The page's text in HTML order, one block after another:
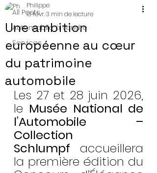
All Posts
Automobile à vendre
Services
Une ambition
européenne au cœur
du patrimoine
automobile
Philippe
13 févr.3 min de lecture
Les 27 et 28 juin 2026,
le Musée National de
l’Automobile –
Collection
Schlumpf accueillera
la première édition du